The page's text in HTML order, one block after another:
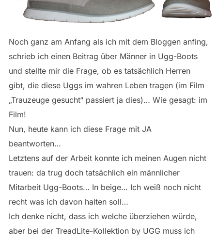
Noch ganz am Anfang als ich mit dem Bloggen anfing,
schrieb ich einen Beitrag über Männer in Ugg-Boots
und stellte mir die Frage, ob es tatsächlich Herren
gibt, die diese Uggs im wahren Leben tragen (im Film
„Trauzeuge gesucht“ passiert ja dies)… Wie gesagt: im
Film!
Nun, heute kann ich diese Frage mit JA
beantworten…
Letztens auf der Arbeit konnte ich meinen Augen nicht
trauen: da trug doch tatsächlich ein männlicher
Mitarbeit Ugg-Boots… In beige… Ich weiß noch nicht
recht was ich davon halten soll…
Ich denke nicht, dass ich welche überziehen würde,
aber bei der TreadLite-Kollektion by UGG muss ich